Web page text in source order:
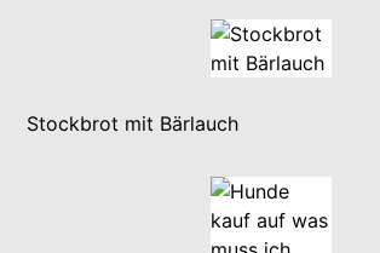
Stockbrot mit Bärlauch